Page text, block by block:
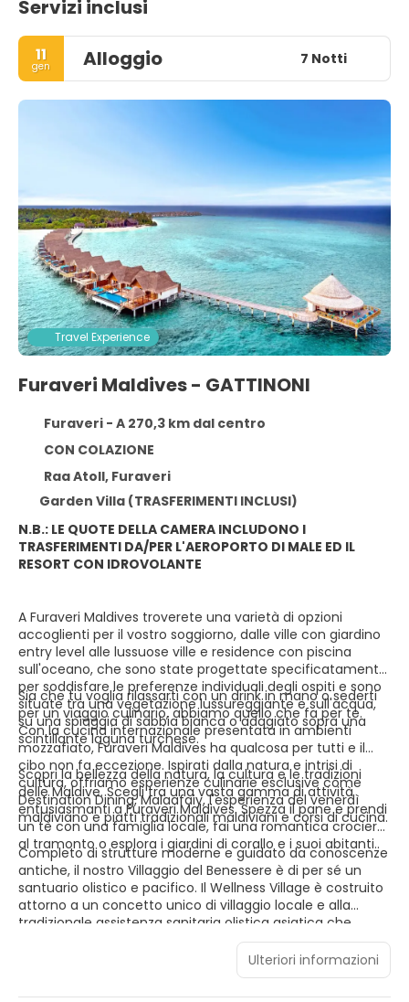
Servizi inclusi
11
gen Alloggio 7 Notti
Travel Experience
Furaveri Maldives - GATTINONI
Furaveri - A 270,3 km dal centro
CON COLAZIONE
Raa Atoll, Furaveri
Garden Villa (TRASFERIMENTI INCLUSI)
N.B.: LE QUOTE DELLA CAMERA INCLUDONO I
TRASFERIMENTI DA/PER L'AEROPORTO DI MALE ED IL
RESORT CON IDROVOLANTE
A Furaveri Maldives troverete una varietà di opzioni
accoglienti per il vostro soggiorno, dalle ville con giardino
entry level alle lussuose ville e residence con piscina
sull'oceano, che sono state progettate specificatamente
per soddisfare le preferenze individuali degli ospiti e sono
situate tra una vegetazione lussureggiante e sull'acqua,
su una spiaggia di sabbia bianca o adagiato sopra una
scintillante laguna turchese.
Sia che tu voglia rilassarti con un drink in mano o sederti
per un viaggio culinario, abbiamo quello che fa per te.
Con la cucina internazionale presentata in ambienti
mozzafiato, Furaveri Maldives ha qualcosa per tutti e il
cibo non fa eccezione. Ispirati dalla natura e intrisi di
cultura, offriamo esperienze culinarie esclusive come
Destination Dining, Malaafaiy, l'esperienza del venerdì
maldiviano e piatti tradizionali maldiviani e corsi di cucina.
Scopri la bellezza della natura, la cultura e le tradizioni
delle Maldive. Scegli tra una vasta gamma di attività
entusiasmanti a Furaveri Maldives. Spezza il pane e prendi
un tè con una famiglia locale, fai una romantica crociera
al tramonto o esplora i giardini di corallo e i suoi abitanti..
Completo di strutture moderne e guidato da conoscenze
antiche, il nostro Villaggio del Benessere è di per sé un
santuario olistico e pacifico. Il Wellness Village è costruito
attorno a un concetto unico di villaggio locale e alla
tradizionale assistenza sanitaria olistica asiatica che
creerà equilibrio per il tuo corpo, mente e spirito. Ti
ritroverai in un mondo sereno di profumi delicati con una
gamma completa di servizi ambientati in splendidi interni
in legno e bambù dall'aspetto rustico.
Ulteriori informazioni